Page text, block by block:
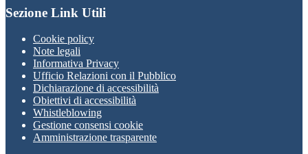
Sezione Link Utili
Cookie policy
Note legali
Informativa Privacy
Ufficio Relazioni con il Pubblico
Dichiarazione di accessibilità
Obiettivi di accessibilità
Whistleblowing
Gestione consensi cookie
Amministrazione trasparente